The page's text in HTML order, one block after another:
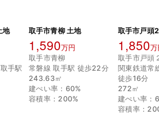
地
手駅
取手市青柳 土地
1,590万円
取手市青柳
常磐線 取手駅 徒歩22分
243.63㎡
建ぺい率：60%
容積率：200%
取手市戸頭
1,850万
取手市戸頭
関東鉄道常
徒歩16分
272㎡
建ぺい率：
容積率：